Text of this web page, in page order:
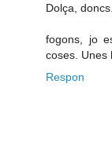
Dolça,
fogons, jo
coses. Unes
Respon